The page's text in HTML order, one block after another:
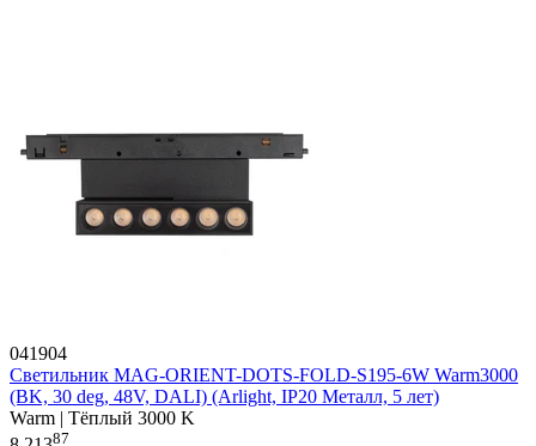
041904
Светильник MAG-ORIENT-DOTS-FOLD-S195-6W Warm3000
(BK, 30 deg, 48V, DALI) (Arlight, IP20 Металл, 5 лет)
Warm | Тёплый 3000 K
87